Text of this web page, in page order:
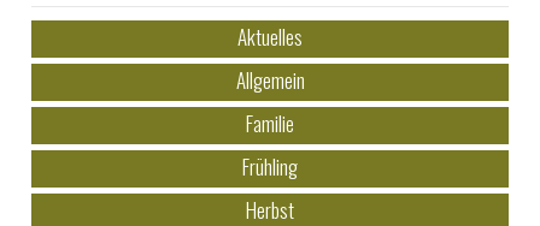
Aktuelles
Allgemein
Familie
Frühling
Herbst